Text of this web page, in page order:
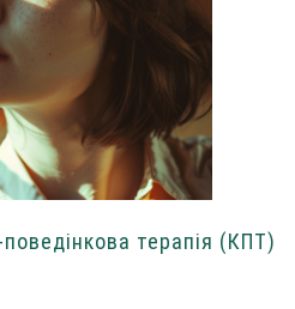
терапія (КПТ)